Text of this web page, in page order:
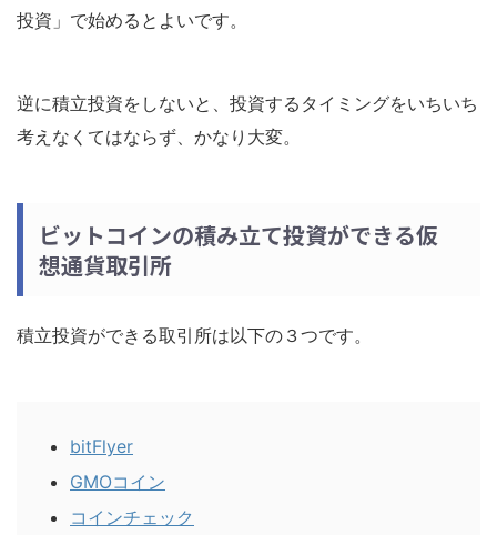
投資」で始めるとよいです。
逆に積立投資をしないと、投資するタイミングをいちいち
考えなくてはならず、かなり大変。
ビットコインの積み立て投資ができる仮
想通貨取引所
積立投資ができる取引所は以下の３つです。
bitFlyer
GMOコイン
コインチェック